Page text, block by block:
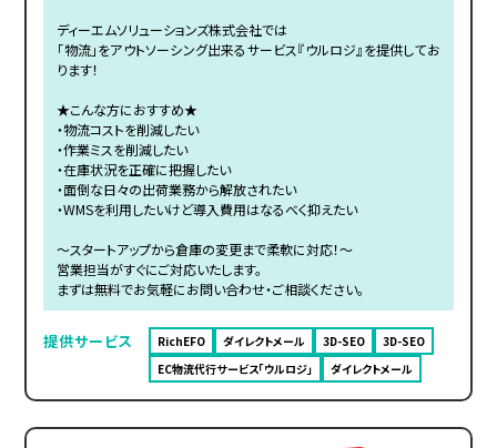
ディーエムソリューションズ株式会社では
「物流」をアウトソーシング出来るサービス『ウルロジ』を提供してお
ります！
★こんな方におすすめ★
・物流コストを削減したい
・作業ミスを削減したい
・在庫状況を正確に把握したい
・面倒な日々の出荷業務から解放されたい
・WMSを利用したいけど導入費用はなるべく抑えたい
～スタートアップから倉庫の変更まで柔軟に対応！～
営業担当がすぐにご対応いたします。
まずは無料でお気軽にお問い合わせ・ご相談ください。
提供サービス RichEFO ダイレクトメール 3D-SEO
3D-SEO
EC物流代行サービス「ウルロジ」
ダイレクトメール